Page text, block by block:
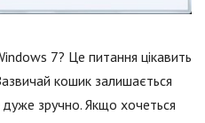
7? Це питання цікавить
кошик залишається
зручно. Якщо хочеться